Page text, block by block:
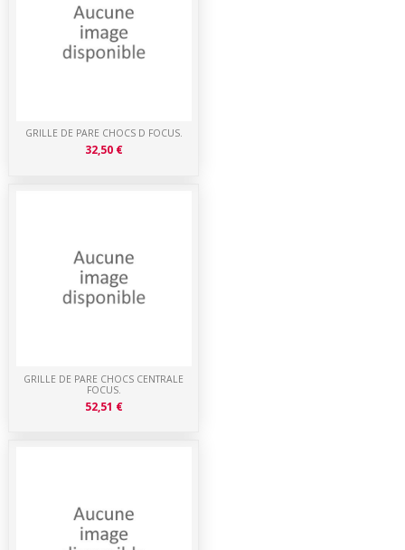
GRILLE DE PARE CHOCS CENTRALE
FOCUS.
52,51 €
GRILLE DE PARE CHOCS D FOCUS.
32,50 €